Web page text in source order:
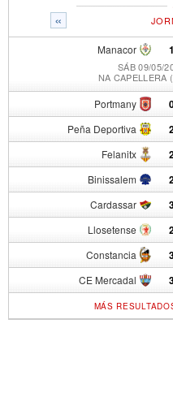
«
Manacor 1
SÁB 09/05/
NA CAPELLERA
Portmany
Peña Deportiva
Felanitx
Binissalem
Cardassar
Llosetense
Constancia
CE Mercadal
MÁS